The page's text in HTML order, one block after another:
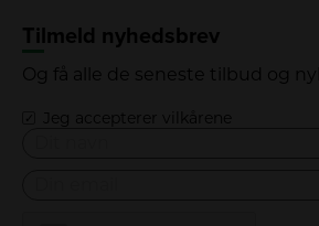
Tilmeld nyhedsbrev
Og få alle de seneste tilbud og
Jeg accepterer vilkårene